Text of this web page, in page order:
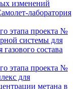
изменений
лаборатория
этапа проекта №
системы для
состава
этапа проекта №
для
метана в